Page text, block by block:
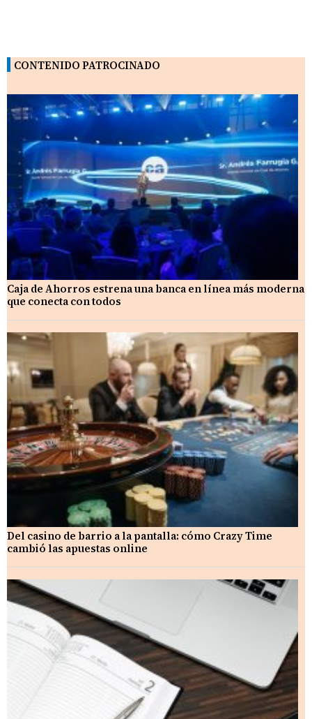
CONTENIDO PATROCINADO
Caja de Ahorros estrena una banca en línea más moderna
que conecta con todos
Del casino de barrio a la pantalla: cómo Crazy Time
cambió las apuestas online